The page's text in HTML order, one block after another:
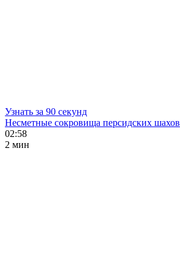
Узнать за 90 секунд
Несметные сокровища персидских шахов
02:58
2 мин